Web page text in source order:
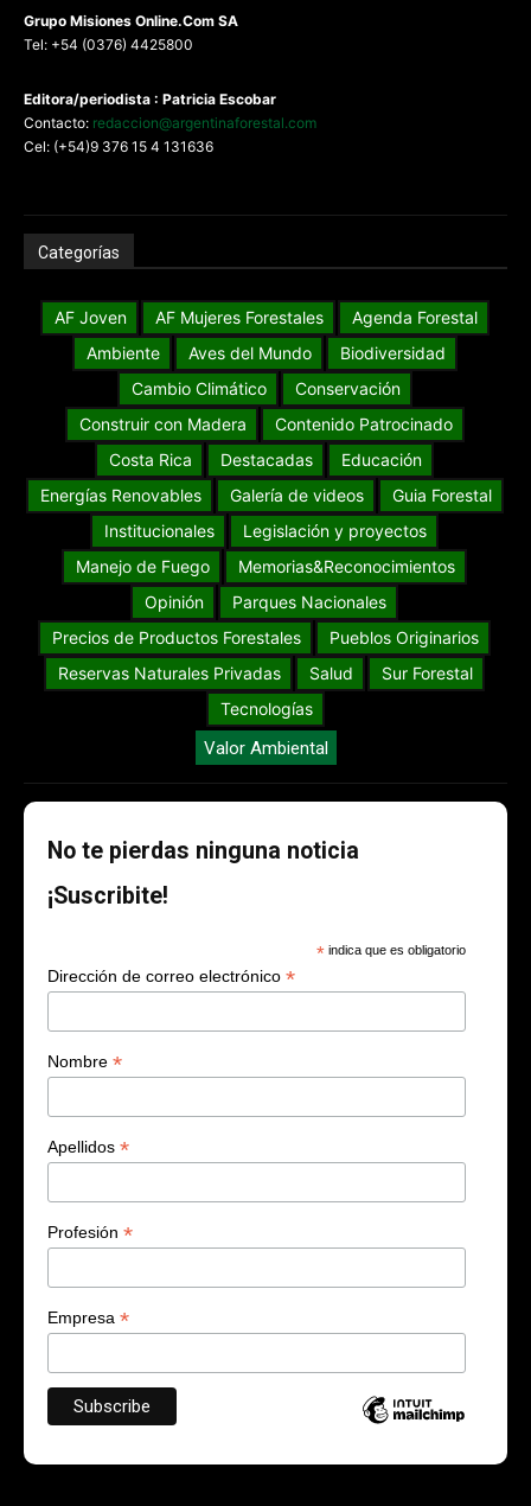
Grupo Misiones Online.Com SA
Tel: +54 (0376) 4425800
Editora/periodista : Patricia Escobar
Contacto: redaccion@argentinaforestal.com
Cel: (+54)9 376 15 4 131636
Categorías
AF Joven AF Mujeres Forestales
Agenda Forestal
Ambiente
Aves del Mundo
Biodiversidad
Cambio Climático
Conservación
Construir con Madera
Contenido Patrocinado
Costa Rica
Destacadas
Educación
Energías Renovables
Galería de videos
Guia Forestal
Institucionales
Legislación y proyectos
Manejo de Fuego
Memorias&Reconocimientos
Opinión
Parques Nacionales
Precios de Productos Forestales
Pueblos Originarios
Reservas Naturales Privadas
Salud
Sur Forestal
Tecnologías
Valor Ambiental
No te pierdas ninguna noticia
¡Suscribite!
* indica que es obligatorio
Dirección de correo electrónico *
Nombre *
Apellidos *
Profesión *
Empresa *